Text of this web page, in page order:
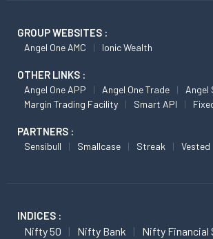
GROUP WEBSITES :
Angel One AMC Ionic Wealth
OTHER LINKS :
Angel One APP Angel One Trade
Angel
Margin Trading Facility
Smart API
PARTNERS :
Sensibull Smallcase Streak Vested
INDICES :
Nifty 50 Nifty Bank
Nifty Financial